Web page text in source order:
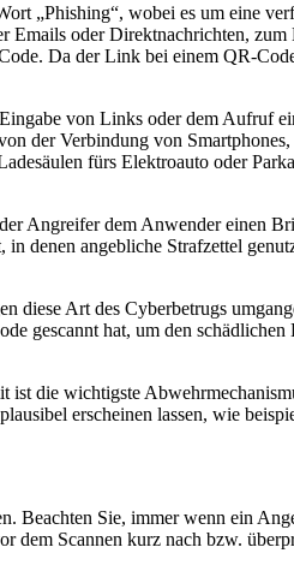
„Phishing“, wobei es um eine
oder Direktnachrichten,
Da der Link bei einem QR-
von Links oder dem Aufruf
der Verbindung von
fürs Elektroauto oder
Angreifer dem Anwender einen
denen angebliche Strafzettel
diese Art des Cyberbetrugs
gescannt hat, um den
die wichtigste
erscheinen lassen, wie
Beachten Sie, immer wenn ein
Scannen kurz nach bzw.